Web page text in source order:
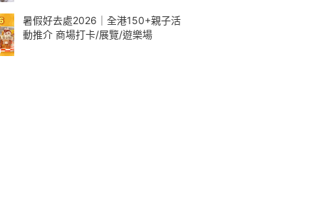
暑假好去處2026｜全港150+親子活
動推介 商場打卡/展覽/遊樂場